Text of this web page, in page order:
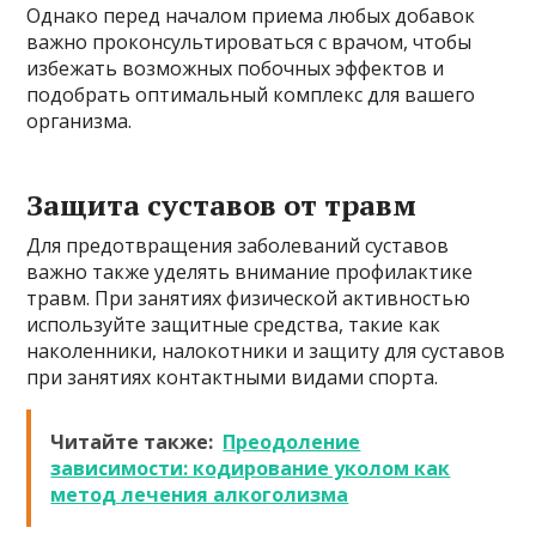
Однако перед началом приема любых добавок
важно проконсультироваться с врачом, чтобы
избежать возможных побочных эффектов и
подобрать оптимальный комплекс для вашего
организма.
Защита суставов от травм
Для предотвращения заболеваний суставов
важно также уделять внимание профилактике
травм. При занятиях физической активностью
используйте защитные средства, такие как
наколенники, налокотники и защиту для суставов
при занятиях контактными видами спорта.
Читайте также: Преодоление
зависимости: кодирование уколом как
метод лечения алкоголизма